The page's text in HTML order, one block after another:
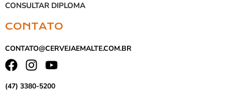
CONSULTAR DIPLOMA
CONTATO
CONTATO@CERVEJAEMALTE.COM.BR
(47) 3380-5200